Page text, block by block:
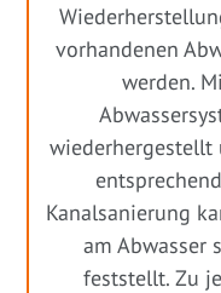
vorhandenen
werden.
wiederhergestellt
Kanalsanierung
am Abwasser
feststellt. Zu